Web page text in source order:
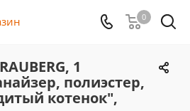
0
1
полиэстер,
котенок",